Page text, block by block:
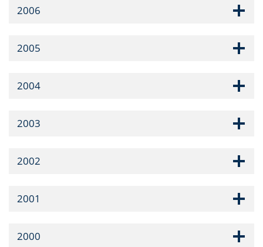
2006
2005
2004
2003
2002
2001
2000